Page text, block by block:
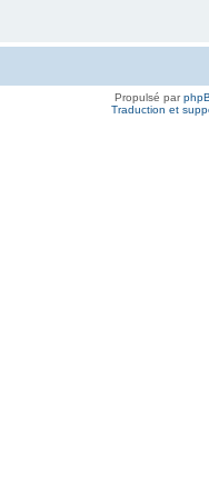
Propulsé par
Traduction et